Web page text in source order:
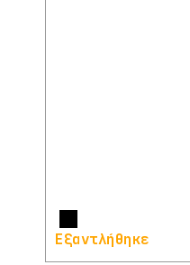
Εξαντλήθηκε